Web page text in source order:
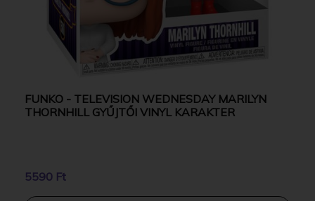
FUNKO - TELEVISION WEDNESDAY MARILYN
THORNHILL GYŰJTŐI VINYL KARAKTER
5590 Ft